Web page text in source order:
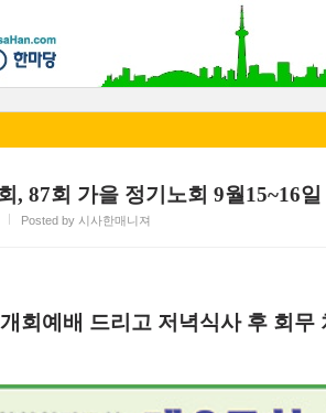
, 87회 가을 정기노회 9월15~16
Posted by 시사한매니져
회예배 드리고 저녁식사 후 회무